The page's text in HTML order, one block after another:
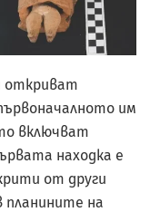
откриват
им
включват
находка е
от други
планините на